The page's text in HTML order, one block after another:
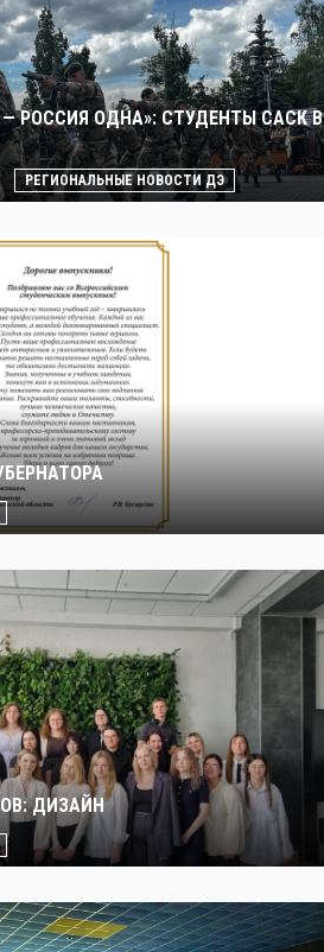
РОССИЯ ОДНА»: СТУДЕНТЫ САСК В
РЕГИОНАЛЬНЫЕ НОВОСТИ ДЭ
ДИЗАЙН